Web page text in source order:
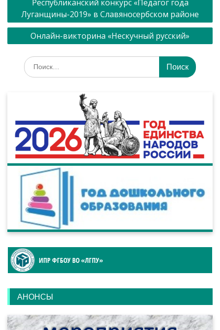
записям
Республиканский конкурс «Педагог года
Луганщины-2019» в Славяносербском районе
Онлайн-викторина «Нескучный русский»
Искать:
ИПР ФГБОУ ВО «ЛГПУ»
АНОНСЫ